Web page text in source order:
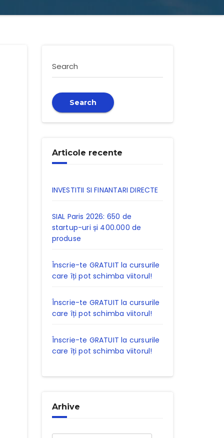
Search
Search
Articole recente
INVESTITII SI FINANTARI DIRECTE
SIAL Paris 2026: 650 de
startup-uri și 400.000 de
produse
Înscrie-te GRATUIT la cursurile
care îți pot schimba viitorul!
Înscrie-te GRATUIT la cursurile
care îți pot schimba viitorul!
Înscrie-te GRATUIT la cursurile
care îți pot schimba viitorul!
Arhive